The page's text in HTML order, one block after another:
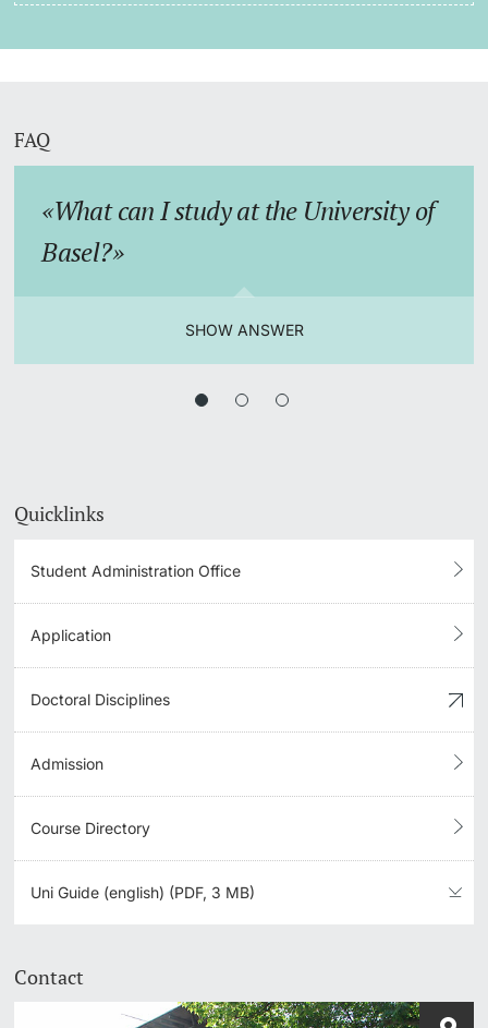
FAQ
What can I study at the University of
Basel?
SHOW ANSWER
Quicklinks
Student Administration Office
Application
Doctoral Disciplines
Admission
Course Directory
Uni Guide (english) (PDF, 3 MB)
Contact